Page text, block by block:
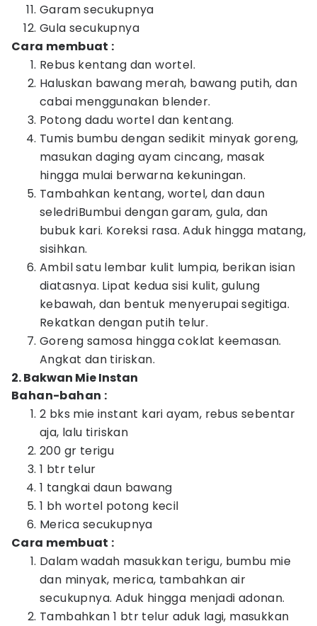
Garam secukupnya
Gula secukupnya
Cara membuat :
Rebus kentang dan wortel.
Haluskan bawang merah, bawang putih, dan
cabai menggunakan blender.
Potong dadu wortel dan kentang.
Tumis bumbu dengan sedikit minyak goreng,
masukan daging ayam cincang, masak
hingga mulai berwarna kekuningan.
Tambahkan kentang, wortel, dan daun
seledriBumbui dengan garam, gula, dan
bubuk kari. Koreksi rasa. Aduk hingga matang,
sisihkan.
Ambil satu lembar kulit lumpia, berikan isian
diatasnya. Lipat kedua sisi kulit, gulung
kebawah, dan bentuk menyerupai segitiga.
Rekatkan dengan putih telur.
Goreng samosa hingga coklat keemasan.
Angkat dan tiriskan.
2. Bakwan Mie Instan
Bahan-bahan :
2 bks mie instant kari ayam, rebus sebentar
aja, lalu tiriskan
200 gr terigu
1 btr telur
1 tangkai daun bawang
1 bh wortel potong kecil
Merica secukupnya
Cara membuat :
Dalam wadah masukkan terigu, bumbu mie
dan minyak, merica, tambahkan air
secukupnya. Aduk hingga menjadi adonan.
Tambahkan 1 btr telur aduk lagi, masukkan